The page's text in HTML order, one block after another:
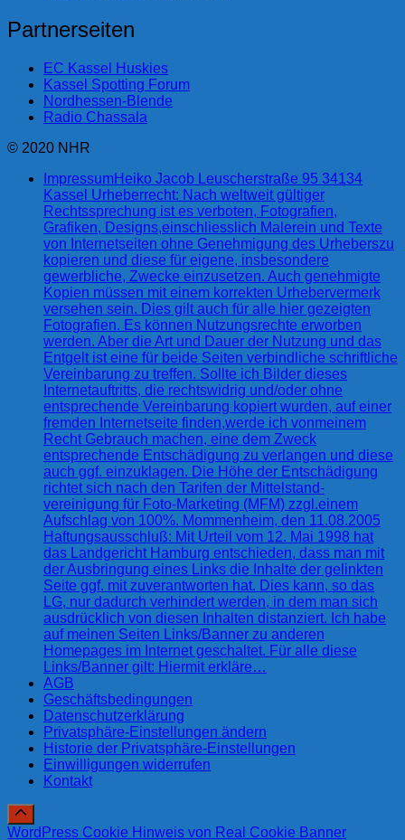
Partnerseiten
EC Kassel Huskies
Kassel Spotting Forum
Nordhessen-Blende
Radio Chassala
© 2020 NHR
ImpressumHeiko Jacob Leuscherstraße 95 34134
Kassel Urheberrecht: Nach weltweit gültiger
Rechtssprechung ist es verboten, Fotografien,
Grafiken, Designs,einschliesslich Malerein und Texte
von Internetseiten ohne Genehmigung des Urheberszu
kopieren und diese für eigene, insbesondere
gewerbliche, Zwecke einzusetzen. Auch genehmigte
Kopien müssen mit einem korrekten Urhebervermerk
versehen sein. Dies gilt auch für alle hier gezeigten
Fotografien. Es können Nutzungsrechte erworben
werden. Aber die Art und Dauer der Nutzung und das
Entgelt ist eine für beide Seiten verbindliche schriftliche
Vereinbarung zu treffen. Sollte ich Bilder dieses
Internetauftritts, die rechtswidrig und/oder ohne
entsprechende Vereinbarung kopiert wurden, auf einer
fremden Internetseite finden,werde ich vonmeinem
Recht Gebrauch machen, eine dem Zweck
entsprechende Entschädigung zu verlangen und diese
auch ggf. einzuklagen. Die Höhe der Entschädigung
richtet sich nach den Tarifen der Mittelstand-
vereinigung für Foto-Marketing (MFM) zzgl.einem
Aufschlag von 100%. Mommenheim, den 11.08.2005
Haftungsausschluß: Mit Urteil vom 12. Mai 1998 hat
das Landgericht Hamburg entschieden, dass man mit
der Ausbringung eines Links die Inhalte der gelinkten
Seite ggf. mit zuverantworten hat. Dies kann, so das
LG, nur dadurch verhindert werden, in dem man sich
ausdrücklich von diesen Inhalten distanziert. Ich habe
auf meinen Seiten Links/Banner zu anderen
Homepages im Internet geschaltet. Für alle diese
Links/Banner gilt: Hiermit erkläre…
AGB
Geschäftsbedingungen
Datenschutzerklärung
Privatsphäre-Einstellungen ändern
Historie der Privatsphäre-Einstellungen
Einwilligungen widerrufen
Kontakt
WordPress Cookie Hinweis von Real Cookie Banner